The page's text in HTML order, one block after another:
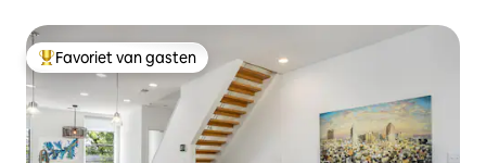
Topfavoriet van gasten
Favoriet van gasten